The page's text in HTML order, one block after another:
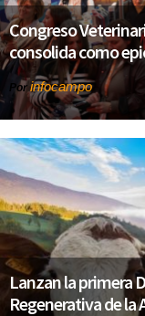
Congreso
consolida como
Por infocampo
Lanzan la primera
Regenerativa de la